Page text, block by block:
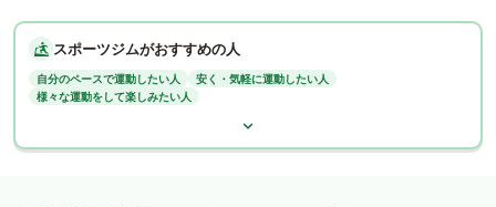
スポーツジムがおすすめの人
自分のペースで運動したい人
安く・気軽に運動したい人
様々な運動をして楽しみたい人